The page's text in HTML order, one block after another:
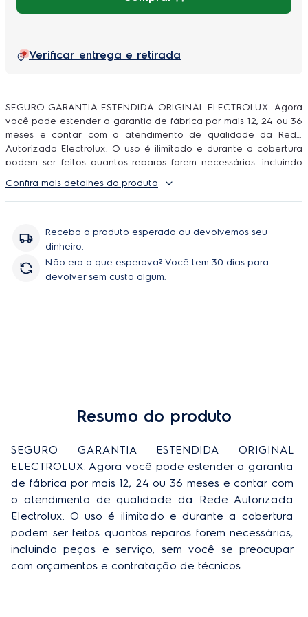
Verificar entrega e retirada
SEGURO GARANTIA ESTENDIDA ORIGINAL ELECTROLUX. Agora
você pode estender a garantia de fábrica por mais 12, 24 ou 36
meses e contar com o atendimento de qualidade da Rede
Autorizada Electrolux. O uso é ilimitado e durante a cobertura
podem ser feitos quantos reparos forem necessários, incluindo
contratação de técnicos.
Confira mais detalhes do produto
Receba o produto esperado ou devolvemos seu
dinheiro.
Não era o que esperava? Você tem 30 dias para
devolver sem custo algum.
Resumo do produto
SEGURO GARANTIA ESTENDIDA ORIGINAL
ELECTROLUX. Agora você pode estender a garantia
de fábrica por mais 12, 24 ou 36 meses e contar com
o atendimento de qualidade da Rede Autorizada
Electrolux. O uso é ilimitado e durante a cobertura
podem ser feitos quantos reparos forem necessários,
incluindo peças e serviço, sem você se preocupar
com orçamentos e contratação de técnicos.